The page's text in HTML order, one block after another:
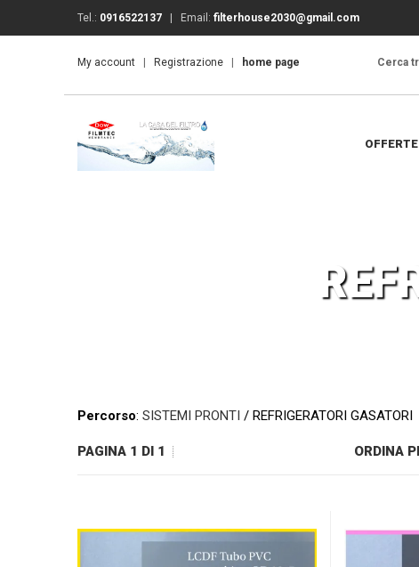
Tel.: 0916522137 | Email: filterhouse2030@gmail.com
My account Registrazione home page Cerca
OFFERTE
Percorso: SISTEMI PRONTI / REFRIGERATORI GASATORI
PAGINA 1 DI 1 ORDINA